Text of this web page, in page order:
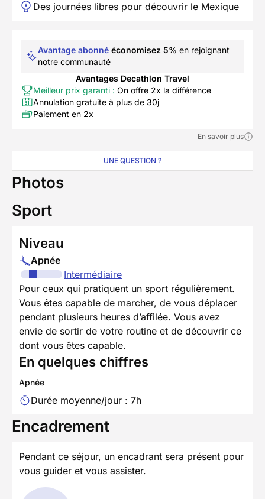
Des journées libres pour découvrir le Mexique
Avantage abonné économisez 5% en rejoignant
notre communauté
Avantages Decathlon Travel
Meilleur prix garanti : On offre 2x la différence
Annulation gratuite à plus de 30j
Paiement en 2x
En savoir plus
UNE QUESTION ?
Photos
Sport
Niveau
Apnée
Intermédiaire
Pour ceux qui pratiquent un sport régulièrement.
Vous êtes capable de marcher, de vous déplacer
pendant plusieurs heures d’affilée. Vous avez
envie de sortir de votre routine et de découvrir ce
dont vous êtes capable.
En quelques chiffres
Apnée
Durée moyenne/jour : 7h
Encadrement
Pendant ce séjour, un encadrant sera présent pour
vous guider et vous assister.